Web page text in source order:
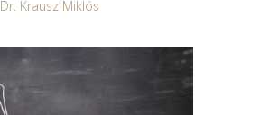
Dr. Krausz Miklós